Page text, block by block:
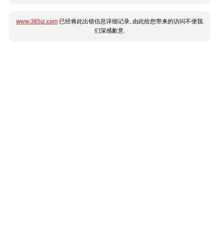
www.365jz.com 已经将此出错信息详细记录, 由此给您带来的访问不便我
们深感歉意.